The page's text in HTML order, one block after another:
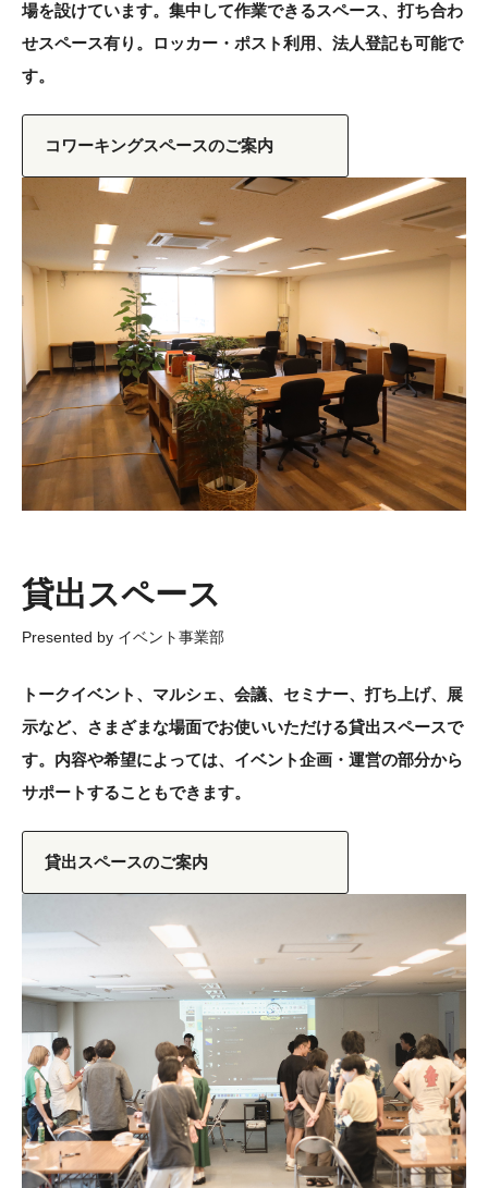
場を設けています。集中して作業できるスペース、打ち合わ
せスペース有り。ロッカー・ポスト利用、法人登記も可能で
す。
コワーキングスペースのご案内
貸出スペース
トークイベント、マルシェ、会議、セミナー、打ち上げ、展
示など、さまざまな場面でお使いいただける貸出スペースで
す。内容や希望によっては、イベント企画・運営の部分から
サポートすることもできます。
貸出スペースのご案内